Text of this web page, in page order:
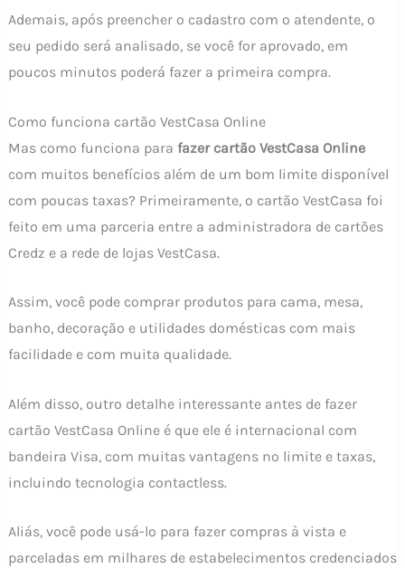
Ademais, após preencher o cadastro com o atendente, o
seu pedido será analisado, se você for aprovado, em
poucos minutos poderá fazer a primeira compra.
Como funciona cartão VestCasa Online
Mas como funciona para fazer cartão VestCasa Online
com muitos benefícios além de um bom limite disponível
com poucas taxas? Primeiramente, o cartão VestCasa foi
feito em uma parceria entre a administradora de cartões
Credz e a rede de lojas VestCasa.
Assim, você pode comprar produtos para cama, mesa,
banho, decoração e utilidades domésticas com mais
facilidade e com muita qualidade.
Além disso, outro detalhe interessante antes de fazer
cartão VestCasa Online é que ele é internacional com
bandeira Visa, com muitas vantagens no limite e taxas,
incluindo tecnologia contactless.
Aliás, você pode usá-lo para fazer compras à vista e
parceladas em milhares de estabelecimentos credenciados